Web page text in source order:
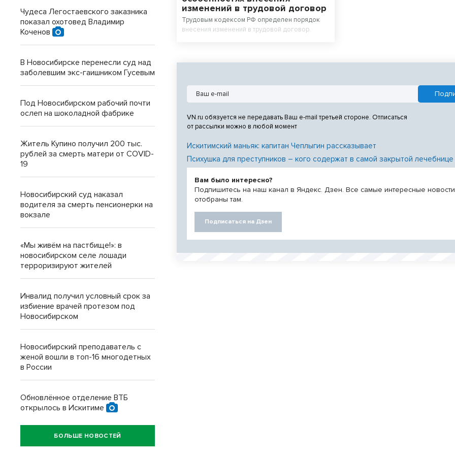
изменений в трудовой договор
Трудовым кодексом РФ определен порядок
внесения изменений в трудовой договор.
VN.ru обязуется не передавать Ваш e-mail третьей стороне. Отписаться
от рассылки можно в любой момент
Искитимский маньяк: капитан Чеплыгин рассказывает
Психушка для преступников – кого содержат в самой закрытой
Вам было интересно?
Подпишитесь на наш канал в Яндекс. Дзен. Все самые интересные новости
отобраны там.
Подписаться на Дзен
Чудеса Легостаевского заказника
показал охотовед Владимир
Коченов
В Новосибирске перенесли суд над
заболевшим экс-гаишником Гусевым
Под Новосибирском рабочий почти
ослеп на шоколадной фабрике
Житель Купино получил 200 тыс.
рублей за смерть матери от COVID-
19
Новосибирский суд наказал
водителя за смерть пенсионерки на
вокзале
«Мы живём на пастбище!»: в
новосибирском селе лошади
терроризируют жителей
Инвалид получил условный срок за
избиение врачей протезом под
Новосибирском
Новосибирский преподаватель с
женой вошли в топ-16 многодетных
в России
Обновлённое отделение ВТБ
открылось в Искитиме
БОЛЬШЕ НОВОСТЕЙ